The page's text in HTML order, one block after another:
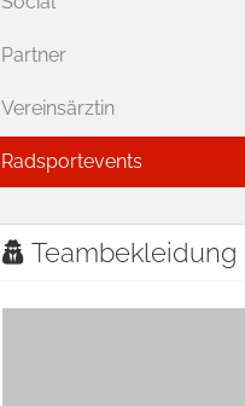
Partner
Vereinsärztin
Radsportevents
Teambekleidung